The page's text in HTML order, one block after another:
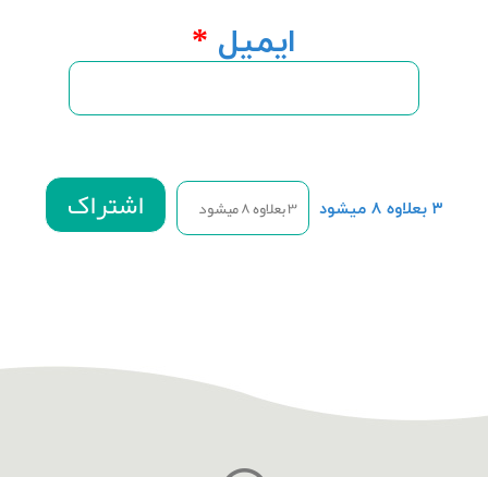
ایمیل *
۳ بعلاوه ۸ میشود